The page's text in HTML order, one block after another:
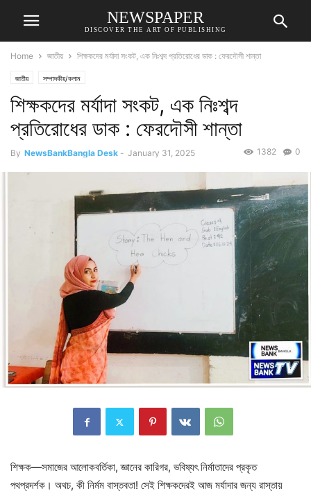
NEWSPAPER
DISCOVER THE ART OF PUBLISHING
Home জাতীয় শিক্ষকদের মর্যাদা সংকট, এক নিঃশব্দ প্রতিরোধের ডাক : ফেরদৌসী শান্তা
জাতীয় সম্পাদকীয়/কলাম
শিক্ষকদের মর্যাদা সংকট, এক নিঃশব্দ
প্রতিরোধের ডাক : ফেরদৌসী শান্তা
By NewsBankBangla Desk - January 31, 2025 0
1382
শিক্ষক—সমাজের আলোকবর্তিকা, জ্ঞানের কারিগর, ভবিষ্যৎ নির্মাতাদের প্রকৃত
পথপ্রদর্শক। অথচ, কী নির্মম বাস্তবতা! সেই শিক্ষকদেরই আজ মর্যাদার জন্য রাস্তায়